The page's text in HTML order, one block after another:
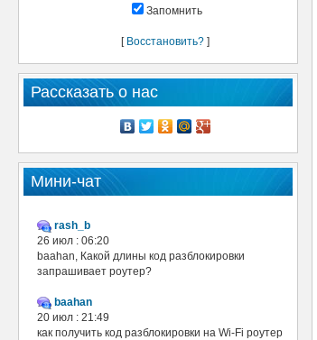
Запомнить
[ Восстановить?]
Рассказать о нас
Мини-чат
rash_b
26 июл : 06:20
baahan, Какой длины код разблокировки
запрашивает роутер?
baahan
20 июл : 21:49
как получить код разблокировки на Wi-Fi роутер